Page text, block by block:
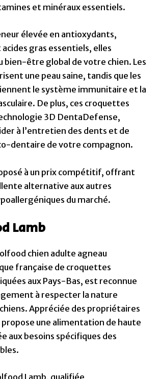
et minéraux essentiels.
élevée en antioxydants,
gras essentiels, elles
bien-être global de votre chien. Les
une peau saine, tandis que les
le système immunitaire et la
De plus, ces croquettes
3D DentaDefense,
à l’entretien des dents et de
dentaire de votre compagnon.
à un prix compétitif, offrant
alternative aux autres
du marché.
Lamb
française de croquettes
aux Pays-Bas, est reconnue
à respecter la nature
Appréciée des propriétaires
propose une alimentation de haute
aux besoins spécifiques des